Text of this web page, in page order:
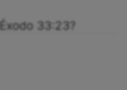
33:23?